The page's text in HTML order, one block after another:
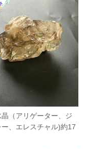
（アリゲーター、ジ
ー、エレスチャル)約17